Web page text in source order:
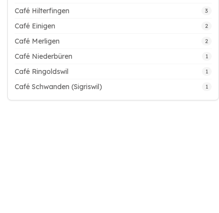
Café Hilterfingen 3
Café Einigen 2
Café Merligen 2
Café Niederbüren 1
Café Ringoldswil 1
Café Schwanden (Sigriswil) 1